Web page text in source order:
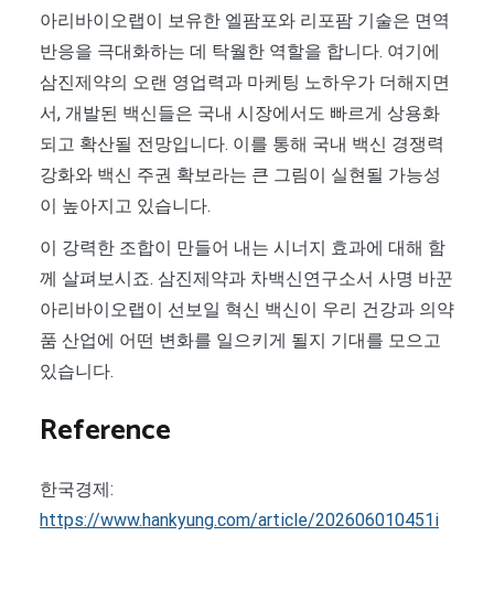
아리바이오랩이 보유한 엘팜포와 리포팜 기술은 면역
반응을 극대화하는 데 탁월한 역할을 합니다. 여기에
삼진제약의 오랜 영업력과 마케팅 노하우가 더해지면
서, 개발된 백신들은 국내 시장에서도 빠르게 상용화
되고 확산될 전망입니다. 이를 통해 국내 백신 경쟁력
강화와 백신 주권 확보라는 큰 그림이 실현될 가능성
이 높아지고 있습니다.
이 강력한 조합이 만들어 내는 시너지 효과에 대해 함
께 살펴보시죠. 삼진제약과 차백신연구소서 사명 바꾼
아리바이오랩이 선보일 혁신 백신이 우리 건강과 의약
품 산업에 어떤 변화를 일으키게 될지 기대를 모으고
있습니다.
Reference
한국경제:
https://www.hankyung.com/article/202606010451i